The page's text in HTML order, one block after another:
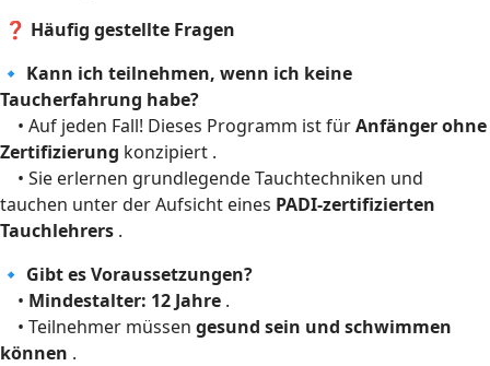
❓ Häufig gestellte Fragen
🔹 Kann ich teilnehmen, wenn ich keine
Taucherfahrung habe?
• Auf jeden Fall! Dieses Programm ist fürAnfänger ohne
Zertifizierung konzipiert .
• Sie erlernen grundlegende Tauchtechniken und
tauchen unter der Aufsicht eines PADI-zertifizierten
Tauchlehrers .
🔹 Gibt es Voraussetzungen?
• Mindestalter: 12 Jahre .
• Teilnehmer müssen gesund sein und schwimmen
können .